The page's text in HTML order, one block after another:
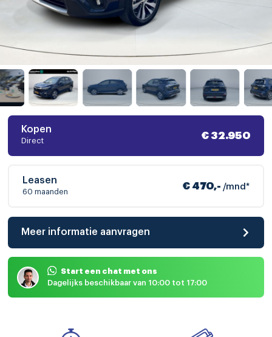
Leasen
60 maanden
€ 470,- /mnd*
Kopen
Direct
€ 32.950
Meer informatie aanvragen
Start een chat met ons
Dagelijks beschikbaar van 10:00 tot 17:00